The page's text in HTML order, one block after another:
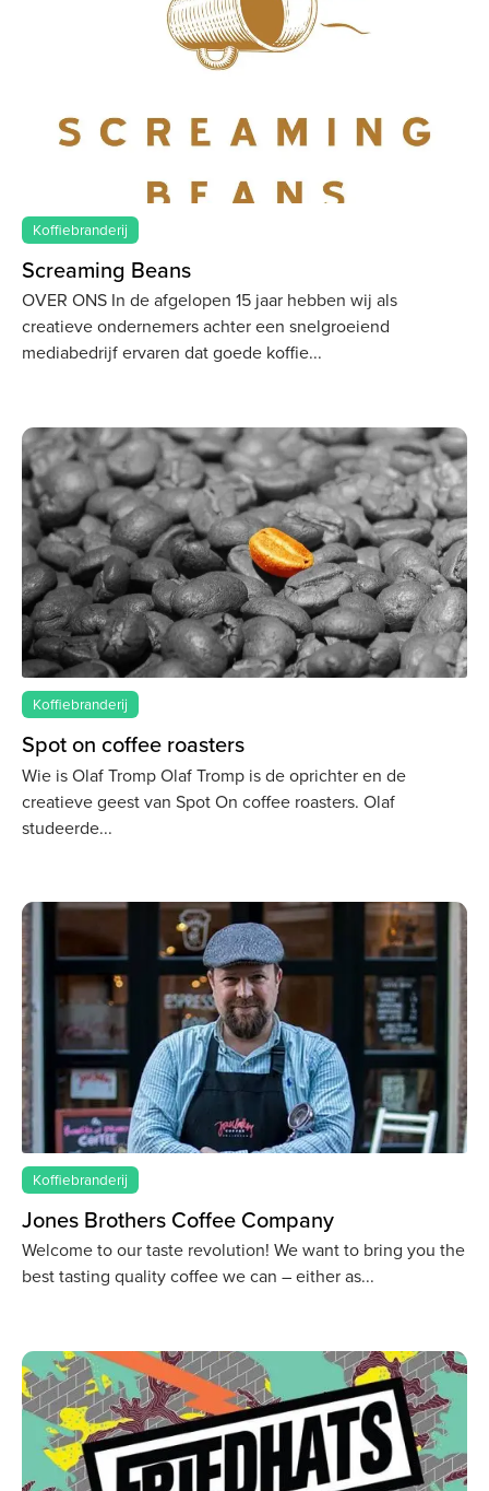
Koffiebranderij
Screaming Beans
OVER ONS In de afgelopen 15 jaar hebben wij als
creatieve ondernemers achter een snelgroeiend
mediabedrijf ervaren dat goede koffie
Koffiebranderij
Spot on coffee roasters
Wie is Olaf Tromp Olaf Tromp is de oprichter en de
creatieve geest van Spot On coffee roasters. Olaf
studeerde
Koffiebranderij
Jones Brothers Coffee Company
Welcome to our taste revolution! We want to bring you the
best tasting quality coffee we can – either as